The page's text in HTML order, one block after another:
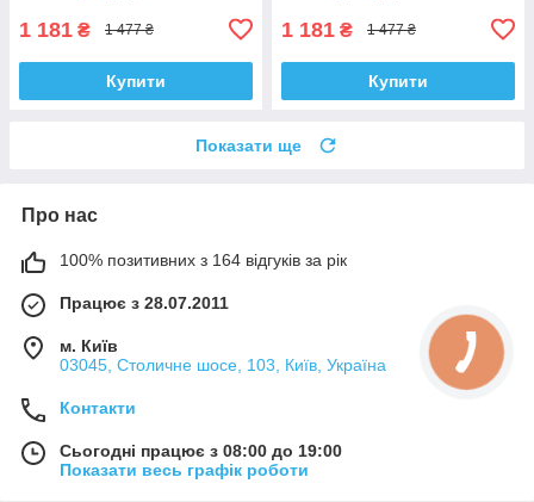
1 181 ₴ 1 477 ₴
Купити
1 181 ₴ 1 477 ₴
Купити
Показати ще
Про нас
100% позитивних з 164 відгуків за рік
Працює з 28.07.2011
м. Київ
03045, Столичне шосе, 103, Київ, Україна
Контакти
Сьогодні працює з 08:00 до 19:00
Показати весь графік роботи